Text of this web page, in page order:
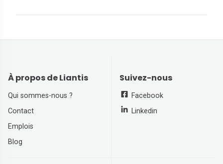
À propos de Liantis
Qui sommes-nous ?
Contact
Emplois
Blog
Suivez-nous
Facebook
Linkedin